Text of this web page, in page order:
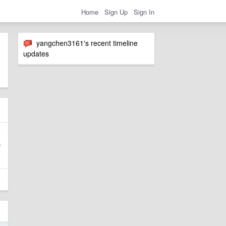
Home Sign Up Sign In
yangchen3161's recent timeline
updates